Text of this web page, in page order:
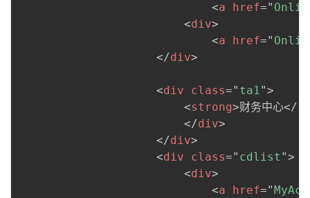
<a href="
<div>
<a href="
</div>
<div class=" ta1">
<strong>财务中心</
</div>
</div>
<div class=" cdlist ">
<div>
<a href="